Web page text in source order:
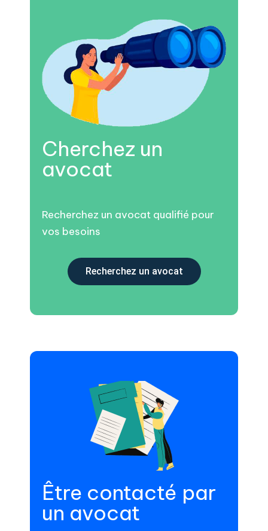
Cherchez un
avocat
Recherchez un avocat qualifié pour
vos besoins
Recherchez un avocat
Être contacté par
un avocat